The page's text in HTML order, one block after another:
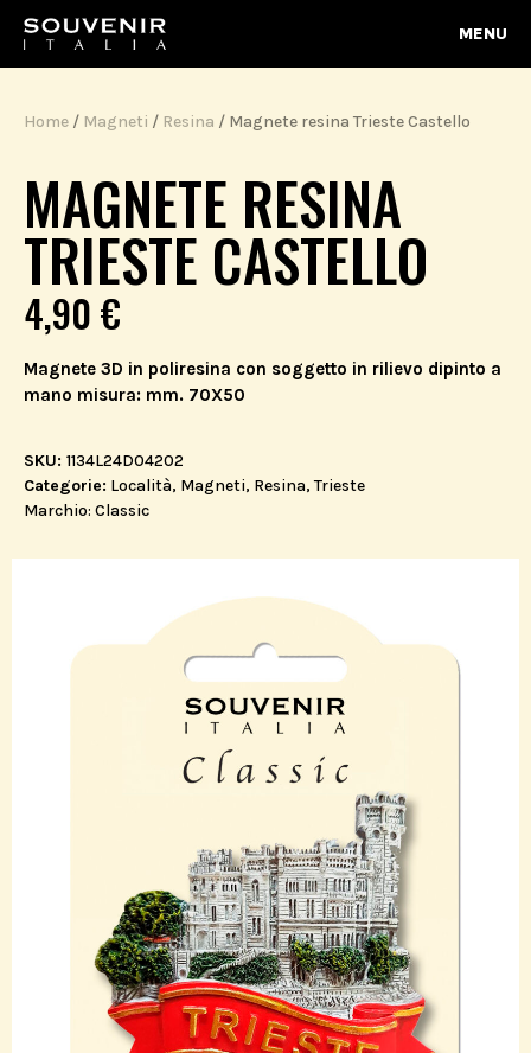
MENU
Home / Magneti / Resina / Magnete resina Trieste Castello
MAGNETE RESINA
TRIESTE CASTELLO
4,90€
Magnete 3D in poliresina con soggetto in rilievo dipinto a
mano misura: mm. 70X50
SKU: 1134L24D04202
Categorie: Località, Magneti, Resina,Trieste
Marchio: Classic